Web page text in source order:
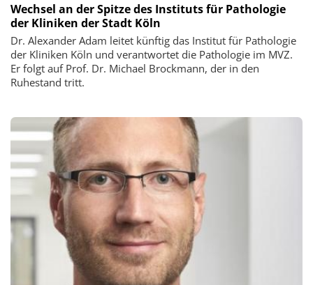
Wechsel an der Spitze des Instituts für Pathologie
der Kliniken der Stadt Köln
Dr. Alexander Adam leitet künftig das Institut für Pathologie
der Kliniken Köln und verantwortet die Pathologie im MVZ.
Er folgt auf Prof. Dr. Michael Brockmann, der in den
Ruhestand tritt.